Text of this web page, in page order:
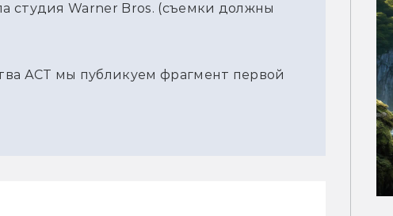
студия Warner Bros. (съемки должны
АСТ мы публикуем фрагмент первой